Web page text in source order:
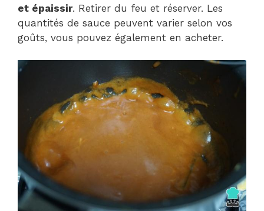
et épaissir. Retirer du feu et réserver. Les
quantités de sauce peuvent varier selon vos
goûts, vous pouvez également en acheter.